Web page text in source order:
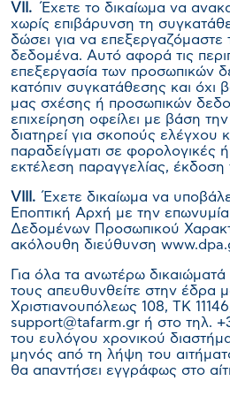
VII . Έχετε το δικαίωμα να
χωρίς επιβάρυνση τη
δώσει για να επεξεργαζόμαστε
δεδομένα. Αυτό αφορά τις
επεξεργασία των προσωπικών
κατόπιν συγκατάθεσης και όχι
μας σχέσης ή προσωπικών
επιχείρηση οφείλει με βάση
διατηρεί για σκοπούς ελέγχου
παραδείγματι σε φορολογικές
εκτέλεση παραγγελίας, έκδοση
VIII . Έχετε δικαίωμα να
Εποπτική Αρχή με την
Δεδομένων Προσωπικού
ακόλουθη διεύθυνση
Για όλα τα ανωτέρω
τους απευθυνθείτε στην έδρα
Χριστιανουπόλεως 108, ΤΚ
support@tafarm.gr ή στο τηλ.
του ευλόγου χρονικού
μηνός από τη λήψη του
θα απαντήσει εγγράφως στο